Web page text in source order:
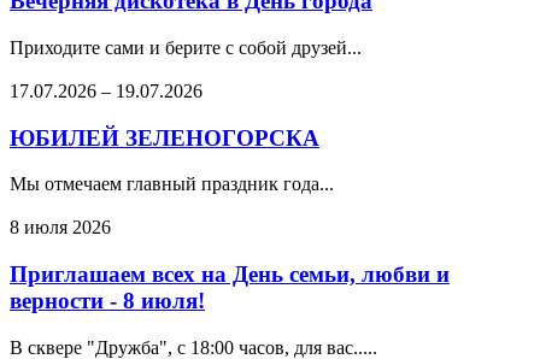
Приходите сами и берите с собой друзей...
17.07.2026 – 19.07.2026
ЮБИЛЕЙ ЗЕЛЕНОГОРСКА
Мы отмечаем главный праздник года...
8 июля 2026
Приглашаем всех на День семьи, любви и
верности - 8 июля!
В сквере "Дружба", с 18:00 часов, для вас.....